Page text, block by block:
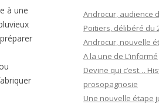
à une
Androcur, audience
Poitiers, délibéré du
Androcur, nouvelle
A la une de L’informé
Devine qui c’est…
prosopagnosie
Une nouvelle étape